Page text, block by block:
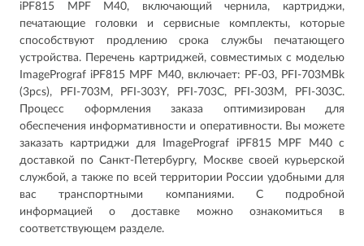
iPF815 MPF M40, включающий чернила, картриджи,
печатающие головки и сервисные комплекты, которые
способствуют продлению срока службы печатающего
устройства. Перечень картриджей, совместимых с моделью
ImagePrograf iPF815 MPF M40, включает: PF-03, PFI-703MBk
(3pcs), PFI-703M, PFI-303Y, PFI-703C, PFI-303M, PFI-303C.
Процесс оформления заказа оптимизирован для
обеспечения информативности и оперативности. Вы можете
заказать картриджи для ImagePrograf iPF815 MPF M40 с
доставкой по Санкт-Петербургу, Москве своей курьерской
службой, а также по всей территории России удобными для
вас транспортными компаниями. С подробной
информацией о доставке можно ознакомиться в
соответствующем разделе.